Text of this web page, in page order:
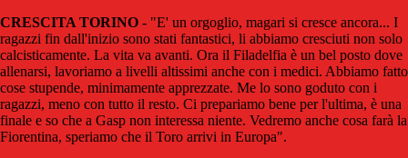
CRESCITA TORINO - "E' un orgoglio, magari si cresce ancora... I
ragazzi fin dall'inizio sono stati fantastici, li abbiamo cresciuti non solo
calcisticamente. La vita va avanti. Ora il Filadelfia è un bel posto dove
allenarsi, lavoriamo a livelli altissimi anche con i medici. Abbiamo fatto
cose stupende, minimamente apprezzate. Me lo sono goduto con i
ragazzi, meno con tutto il resto. Ci prepariamo bene per l'ultima, è una
finale e so che a Gasp non interessa niente. Vedremo anche cosa farà la
Fiorentina, speriamo che il Toro arrivi in Europa".